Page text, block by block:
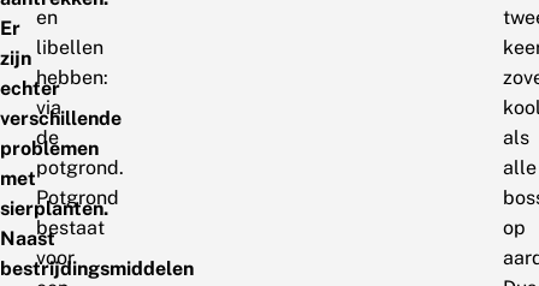
Er
zijn
echter
verschillende
problemen
met
sierplanten.
Naast
bestrijdingsmiddelen
en
libellen
hebben:
via
de
potgrond.
Potgrond
bestaat
voor
als
alle
op